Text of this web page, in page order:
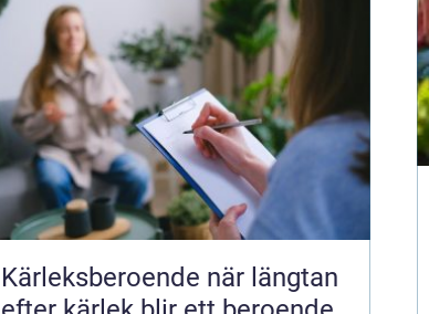
Kärleksberoende när längtan